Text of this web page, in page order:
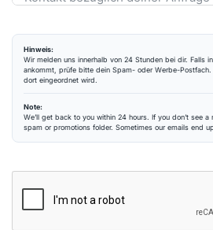
Hinweis:
Wir melden uns innerhalb von 24 Stunden bei dir. Falls
ankommt, prüfe bitte dein Spam- oder Werbe-
dort eingeordnet wird.
Note:
We’ll get back to you within 24 hours. If you don’t see
spam or promotions folder. Sometimes our emails end